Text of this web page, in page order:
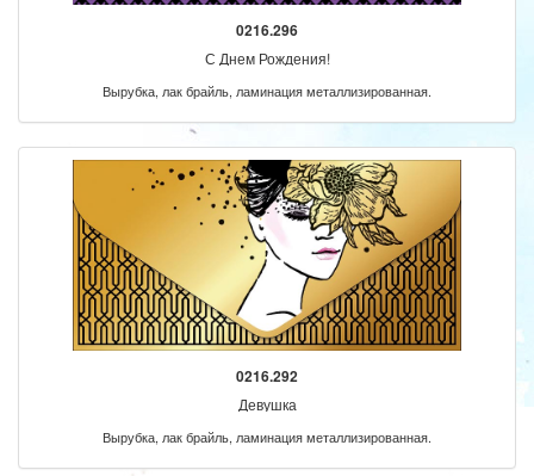
0216.296
С Днем Рождения!
Вырубка, лак брайль, ламинация металлизированная.
0216.292
Девушка
Вырубка, лак брайль, ламинация металлизированная.